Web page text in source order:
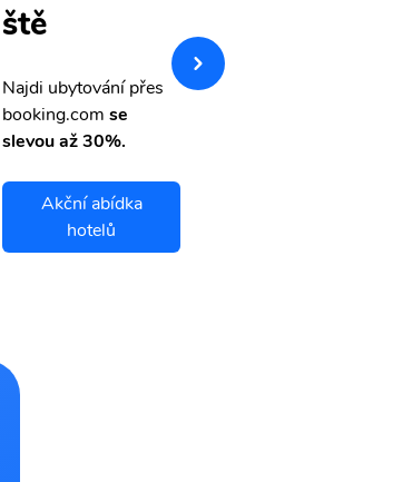
ště
Najdi ubytování přes
booking.com se
slevou až 30%.
Akční abídka
hotelů
vnými letenkami od ob
letsvet.cz